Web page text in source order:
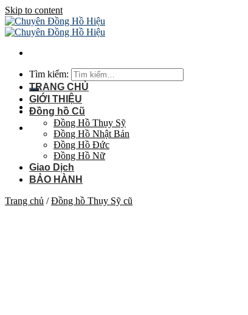
Skip to content
Tìm kiếm:
TRANG CHỦ
GIỚI THIỆU
Đồng hồ Cũ
Đồng Hồ Thụy Sỹ
Đồng Hồ Nhật Bản
Đồng Hồ Đức
Đồng Hồ Nữ
Giao Dịch
BẢO HÀNH
Trang chủ / Đồng hồ Thụy Sỹ cũ